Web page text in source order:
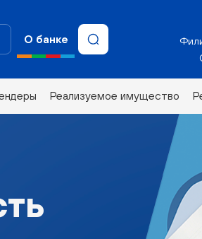
О банке
Реализуемое имущество